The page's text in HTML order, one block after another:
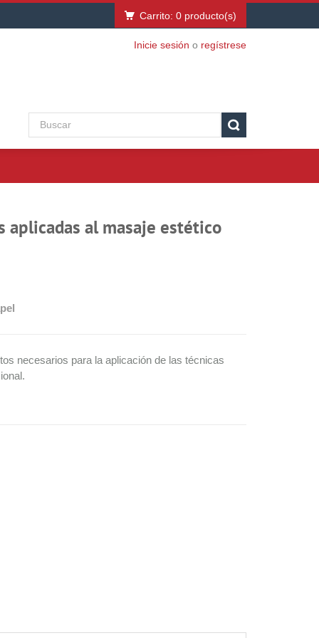
Carrito: 0 producto(s)
Inicie sesión o regístrese
aplicadas al masaje estético
necesarios para la aplicación de las técnicas